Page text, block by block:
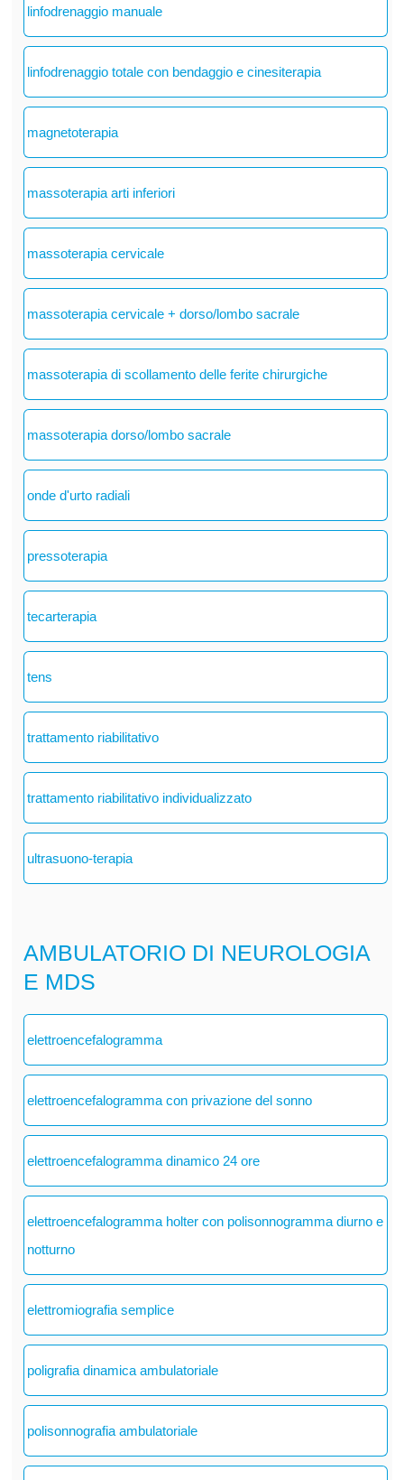
linfodrenaggio manuale
linfodrenaggio totale con bendaggio e cinesiterapia
magnetoterapia
massoterapia arti inferiori
massoterapia cervicale
massoterapia cervicale + dorso/lombo sacrale
massoterapia di scollamento delle ferite chirurgiche
massoterapia dorso/lombo sacrale
onde d'urto radiali
pressoterapia
tecarterapia
tens
trattamento riabilitativo
trattamento riabilitativo individualizzato
ultrasuono-terapia
AMBULATORIO DI NEUROLOGIA
E MDS
elettroencefalogramma
elettroencefalogramma con privazione del sonno
elettroencefalogramma dinamico 24 ore
elettroencefalogramma holter con polisonnogramma diurno e
notturno
elettromiografia semplice
poligrafia dinamica ambulatoriale
polisonnografia ambulatoriale